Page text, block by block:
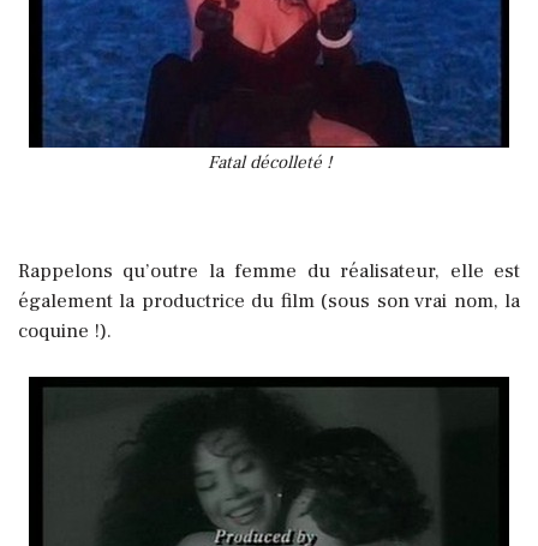
Fatal décolleté !
Rappelons qu’outre la femme du réalisateur, elle est
également la productrice du film (sous son vrai nom, la
coquine !).